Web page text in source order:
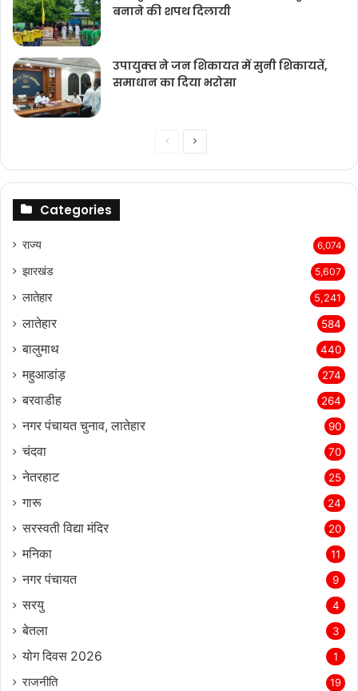
बनाने की शपथ दिलायी
उपायुक्‍त ने जन शिकायत में सुनी शिकायतें,
समाधान का दिया भरोसा
PreviousNext
Categories
राज्‍य 6,074
झारखंड 5,607
लातेहार 5,241
लातेहार 584
बालुमाथ 440
महुआडांड़ 274
बरवाडीह 264
नगर पंचायत चुनाव, लातेहार 90
चंदवा 70
नेतरहाट 25
गारू 24
सरस्‍वती विद्या मंदिर 20
मनिका 11
नगर पंचायत 9
सरयु 4
बेतला 3
योग दिवस 2026 1
राजनीति 19